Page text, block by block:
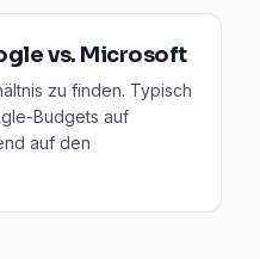
vs. Microsoft
zu finden. Typisch
Budgets auf
auf den